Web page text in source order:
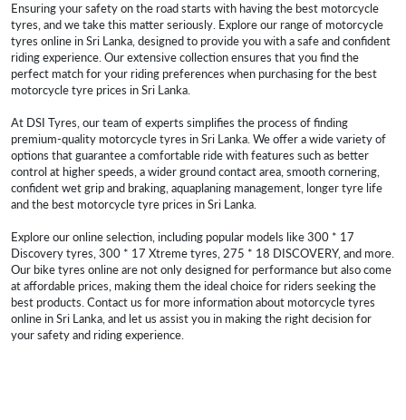
Ensuring your safety on the road starts with having the best motorcycle
tyres, and we take this matter seriously. Explore our range of motorcycle
tyres online in Sri Lanka, designed to provide you with a safe and confident
riding experience. Our extensive collection ensures that you find the
perfect match for your riding preferences when purchasing for the best
motorcycle tyre prices in Sri Lanka.
At DSI Tyres, our team of experts simplifies the process of finding
premium-quality motorcycle tyres in Sri Lanka. We offer a wide variety of
options that guarantee a comfortable ride with features such as better
control at higher speeds, a wider ground contact area, smooth cornering,
confident wet grip and braking, aquaplaning management, longer tyre life
and the best motorcycle tyre prices in Sri Lanka.
Explore our online selection, including popular models like 300 * 17
Discovery tyres, 300 * 17 Xtreme tyres, 275 * 18 DISCOVERY, and more.
Our bike tyres online are not only designed for performance but also come
at affordable prices, making them the ideal choice for riders seeking the
best products. Contact us for more information about motorcycle tyres
online in Sri Lanka, and let us assist you in making the right decision for
your safety and riding experience.